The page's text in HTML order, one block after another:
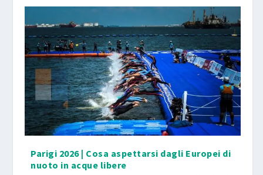
Parigi 2026 | Cosa aspettarsi dagli Europei di
nuoto in acque libere